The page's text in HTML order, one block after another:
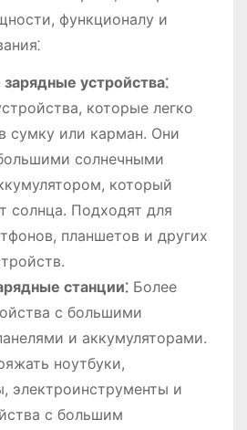
функционалу и
устройства⁚
которые легко
сумку или карман. Они
солнечными
который
солнца. Подходят для
планшетов и других
станции⁚Более
с большими
и аккумуляторами.
ноутбуки,
электроинструменты и
с большим